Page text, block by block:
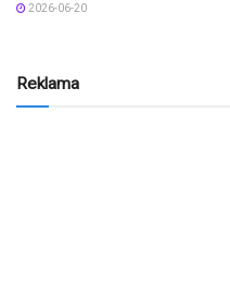
2026-06-20
Reklama